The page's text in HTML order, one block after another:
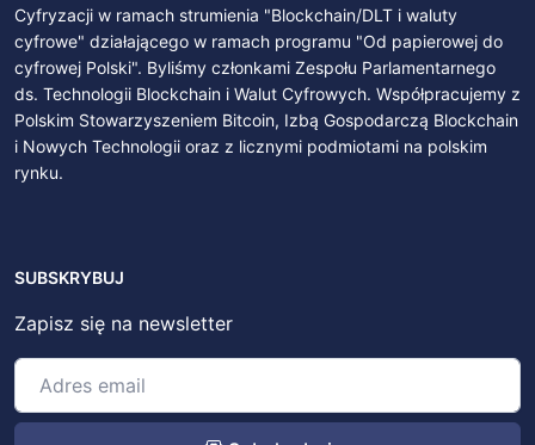
Cyfryzacji w ramach strumienia "Blockchain/DLT i waluty
cyfrowe" działającego w ramach programu "Od papierowej do
cyfrowej Polski". Byliśmy członkami Zespołu Parlamentarnego
ds. Technologii Blockchain i Walut Cyfrowych. Współpracujemy z
Polskim Stowarzyszeniem Bitcoin, Izbą Gospodarczą Blockchain
i Nowych Technologii oraz z licznymi podmiotami na polskim
rynku.
SUBSKRYBUJ
Zapisz się na newsletter